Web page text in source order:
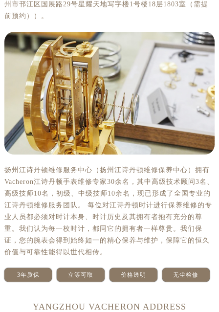
州市邗江区国展路29号星耀天地写字楼1号楼18层1803室（需提
前预约））。
扬州江诗丹顿维修服务中心（扬州江诗丹顿维修保养中心）拥有
Vacheron江诗丹顿手表维修专家30余名，其中高级技术顾问3名、
高级技师10名，初级、中级技师10余名，现已形成了全国专业的
江诗丹顿维修服务团队。 每位对江诗丹顿时计进行保养维修的专
业人员都必须对时计本身、时计历史及其拥有者抱有充分的尊
重。我们认为每一枚时计，都同它的拥有者一样尊贵。我们保
证，您的腕表会得到始终如一的精心保养与维护，保障它的恒久
价值与可靠性能得以世代相传。
3年质保 立等可取 价格透明 无尘检修
YANGZHOU VACHERON ADDRESS